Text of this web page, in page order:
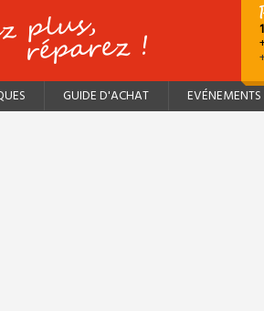
GUIDE D'ACHAT EVÉNEMENTS